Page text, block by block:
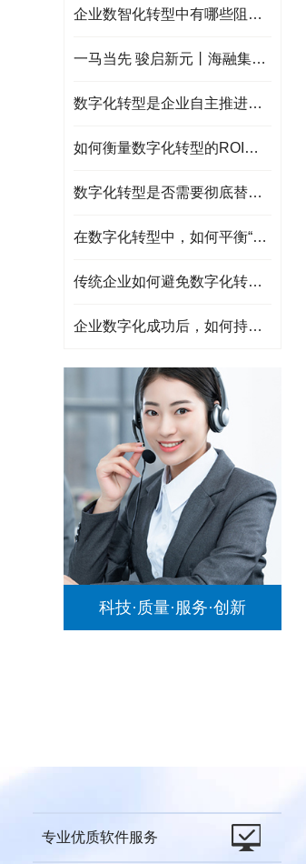
企业数智化转型中有哪些阻力？应该如何解决？
一马当先 骏启新元丨海融集团祝大家2026元旦快乐!
数字化转型是企业自主推进的劣势，如何选择靠谱的服务商？
如何衡量数字化转型的ROI（投资回报率）？
数字化转型是否需要彻底替换旧系统？如何处理遗留系统？
在数字化转型中，如何平衡“标准化”与“个性化”需求？
传统企业如何避免数字化转型沦为“技术堆砌”？
企业数字化成功后，如何持续迭代与创新?
科技·质量·服务·创新
专业优质软件服务